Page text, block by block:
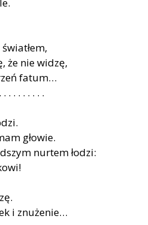
że nie widzę,
fatum…
. . . . . . . . .
głowie.
nurtem łodzi:
i znużenie…